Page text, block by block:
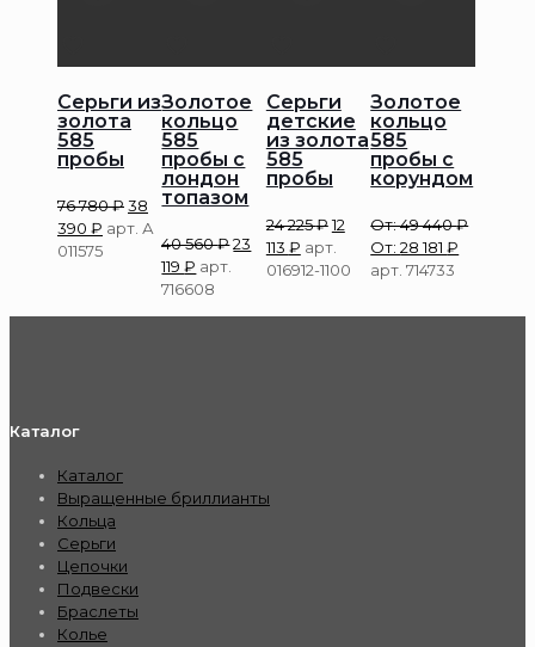
Серьги из
золота
585
пробы
76 780₽38
390 ₽ арт. А
011575
Золотое
кольцо
585
пробы с
лондон
топазом
40 560₽23
119₽ арт.
716608
Серьги
детские
из золота
585
пробы
24 225₽12
113 ₽ арт.
016912-1100
Золотое
кольцо
585
пробы с
корундом
От:49 440₽
От:28 181₽
арт. 714733
Каталог
Каталог
Выращенные бриллианты
Кольца
Серьги
Цепочки
Подвески
Браслеты
Колье